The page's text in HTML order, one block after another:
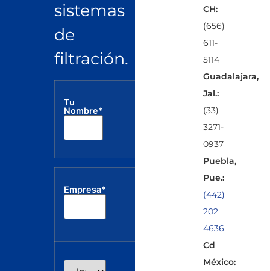
sistemas
de
filtración.
Tu
Nombre*
electrónico*
Empresa*
CH:
(656)
611-
5114
Guadalajara,
Jal.:
(33)
3271-
0937
Puebla,
Pue.:
(442)
202
4636
Cd
México: